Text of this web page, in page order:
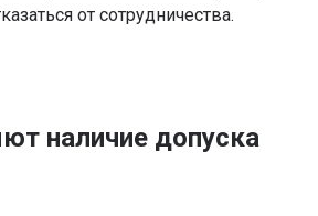
от сотрудничества.
наличие допуска